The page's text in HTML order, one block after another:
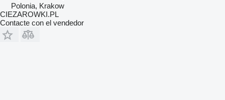
Polonia, Krakow
CIEZAROWKI.PL
Contacte con el vendedor